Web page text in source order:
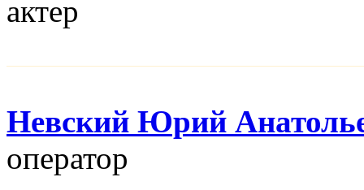
актер
Невский Юрий
оператор